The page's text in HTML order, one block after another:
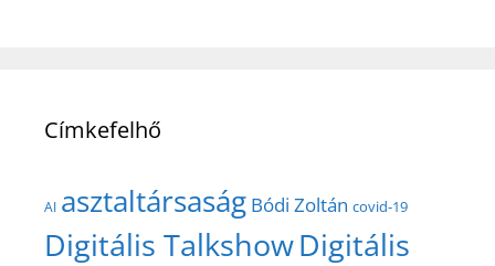
Címkefelhő
AI asztaltársaság Bódi Zoltán covid-19
Digitális TalkshowDigitális